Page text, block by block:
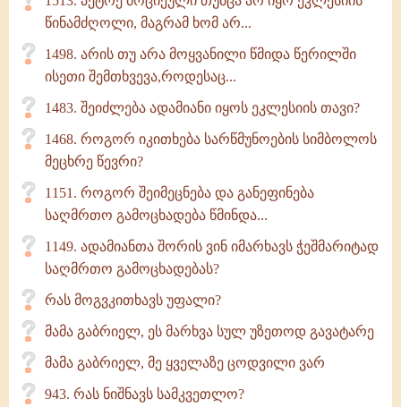
წინამძღოლი, მაგრამ ხომ არ...
1498. არის თუ არა მოყვანილი წმიდა წერილში
ისეთი შემთხვევა,როდესაც...
1483. შეიძლება ადამიანი იყოს ეკლესიის თავი?
1468. როგორ იკითხება სარწმუნოების სიმბოლოს
მეცხრე წევრი?
1151. როგორ შეიმეცნება და განეფინება
საღმრთო გამოცხადება წმინდა...
1149. ადამიანთა შორის ვინ იმარხავს ჭეშმარიტად
საღმრთო გამოცხადებას?
რას მოგვკითხავს უფალი?
მამა გაბრიელ, ეს მარხვა სულ უზეთოდ გავატარე
მამა გაბრიელ, მე ყველაზე ცოდვილი ვარ
943. რას ნიშნავს სამკვეთლო?